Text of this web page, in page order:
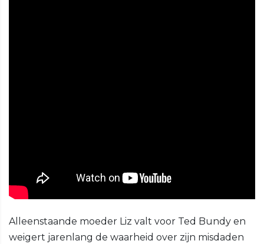
Alleenstaande moeder Liz valt voor Ted Bundy en
weigert jarenlang de waarheid over zijn misdaden